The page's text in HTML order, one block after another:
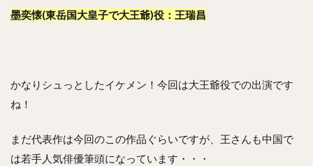
墨奕懐(東岳国大皇子で大王爺)役：王瑞昌
かなりシュっとしたイケメン！今回は大王爺役での出演です
ね！
まだ代表作は今回のこの作品ぐらいですが、王さんも中国で
は若手人気俳優筆頭になっています・・・